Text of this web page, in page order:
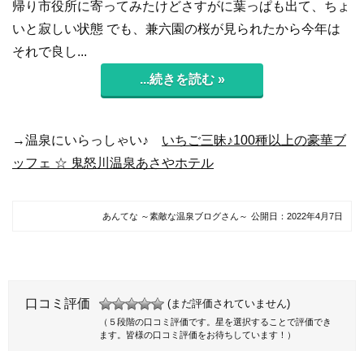
帰り市役所に寄ってみたけどさすがに葉っぱも出て、ちょ
いと寂しい状態 でも、兼六園の桜が見られたから今年は
それで良し...
...続きを読む »
→温泉にいらっしゃい♪ いちご三昧♪100種以上の豪華ブ
ッフェ ☆ 鬼怒川温泉あさやホテル
あんてな ～素敵な温泉ブログさん～ 公開日： 2022年4月7日
口コミ評価 (まだ評価されていません)
（５段階の口コミ評価です。星を選択することで評価でき
ます。皆様の口コミ評価をお待ちしています！）